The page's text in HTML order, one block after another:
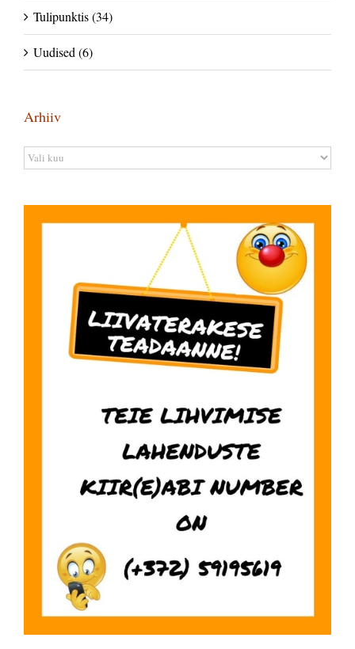
Tulipunktis (34)
Uudised (6)
Arhiiv
Arhiiv